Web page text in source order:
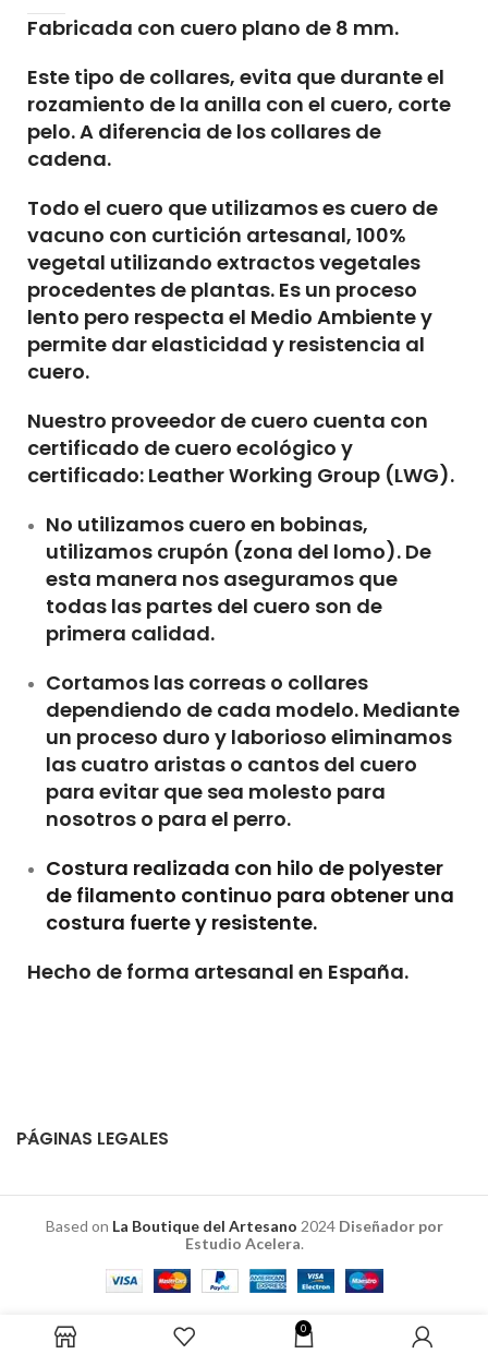
Fabricada con cuero plano de 8 mm.
Este tipo de collares, evita que durante el
rozamiento de la anilla con el cuero, corte
pelo. A diferencia de los collares de
cadena.
Todo el cuero que utilizamos es cuero de
vacuno con curtición artesanal, 100%
vegetal utilizando extractos vegetales
procedentes de plantas. Es un proceso
lento pero respecta el Medio Ambiente y
permite dar elasticidad y resistencia al
cuero.
Nuestro proveedor de cuero cuenta con
certificado de cuero ecológico y
certificado: Leather Working Group (LWG).
No utilizamos cuero en bobinas,
utilizamos crupón (zona del lomo). De
esta manera nos aseguramos que
todas las partes del cuero son de
primera calidad.
Cortamos las correas o collares
dependiendo de cada modelo. Mediante
un proceso duro y laborioso eliminamos
las cuatro aristas o cantos del cuero
para evitar que sea molesto para
nosotros o para el perro.
Costura realizada con hilo de polyester
de filamento continuo para obtener una
costura fuerte y resistente.
Hecho de forma artesanal en España.
PÁGINAS LEGALES
Based on La Boutique del Artesano 2024 Diseñador por
Estudio Acelera.
0